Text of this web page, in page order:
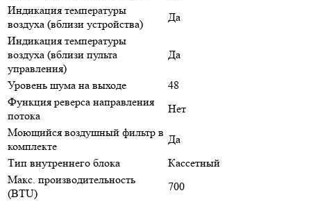
Индикация температуры
воздуха (вблизи устройства)
Да
Индикация температуры
воздуха (вблизи пульта
управления)
Да
Уровень шума на выходе
48
Функция реверса направления
потока
Нет
Моющийся воздушный фильтр в
комплекте
Да
Тип внутреннего блока
Кассетный
Макс. производительность
(BTU)
700